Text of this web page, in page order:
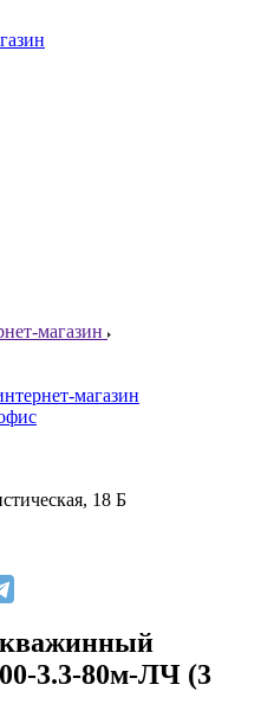
магазин
магазин
18 Б
3.3-80м-ЛЧ (3